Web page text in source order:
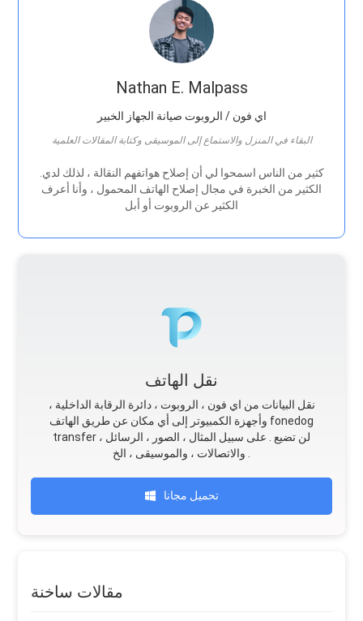
Nathan E. Malpass
اي فون / الروبوت صيانة الجهاز الخبير
البقاء في المنزل والاستماع إلى الموسيقى وكتابة المقالات العلمية
الكثير من الخبرة في مجال إصلاح الهاتف المحمول ، وأنا أعرف
الكثير عن الروبوت أو أبل
نقل الهاتف
نقل البيانات من اي فون ، الروبوت ، دائرة الرقابة الداخلية ،
وأجهزة الكمبيوتر إلى أي مكان عن طريق الهاتف fonedog
transfer لن تضيع . على سبيل المثال ، الصور ، الرسائل ،
تحميل مجانا
مقالات ساخنة